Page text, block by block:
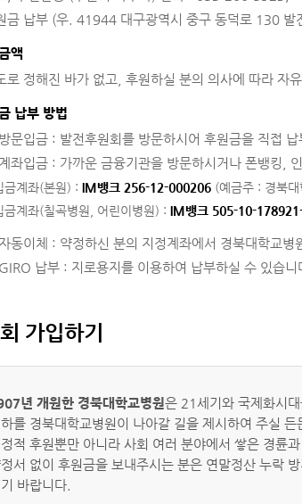
금 납부 (우. 41944 대구광역시 중구 동덕로 130 발
액
로 정해진 바가 없고, 후원하실 분의 의사에 따라 자
납부 방법
문입금 : 발전후원회를 방문하시어 후원금을 직접 납
좌입금 : 가까운 금융기관을 방문하시거나 폰뱅킹,
금계좌(본원) : IM뱅크 256-12-000206 (예금주 : 경북
금계좌(칠곡병원, 어린이병원) : IM뱅크 505-10-
동이체 : 약정하신 분의 지정계좌에서 경북대학교병
납부 : 지로용지를 이용하여 납부하실 수 있습니
가입하기
년 개원한 경북대학교병원은 21세기와 국제화시
를 경북대학교병원이 나아갈 길을 제시하여 주실 든
적 후원뿐만 아니라 사회 여러 분야에서 쌓은 경륜
서 없이 후원금을 보내주시는 분은 연말정산 누락
바랍니다.